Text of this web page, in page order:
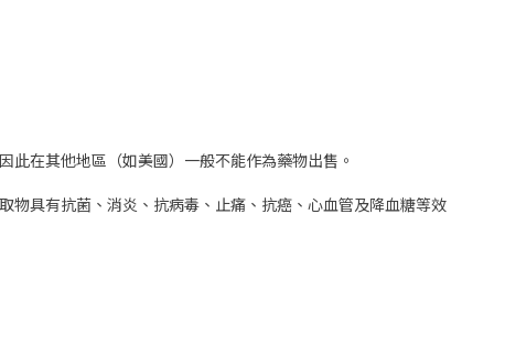
在其他地區（如美國）一般不能作為藥物出售。
物具有抗菌、消炎、抗病毒、止痛、抗癌、心血管及降血糖等效